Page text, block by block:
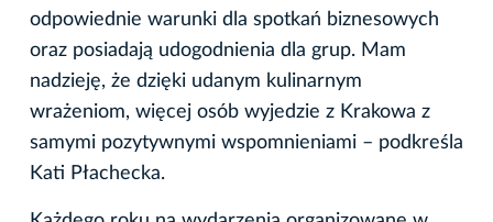
odpowiednie warunki dla spotkań biznesowych
oraz posiadają udogodnienia dla grup. Mam
nadzieję, że dzięki udanym kulinarnym
wrażeniom, więcej osób wyjedzie z Krakowa z
samymi pozytywnymi wspomnieniami – podkreśla
Kati Płachecka.